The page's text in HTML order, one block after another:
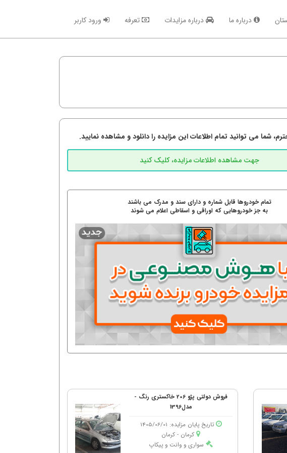
درباره ما درباره مزایدات تعرفه ورود کاربر
شما می توانید تمام اطلاعات این مزایده را دانلود و مشاهده نمایید.
تمام خودروها قابل شماره و دارای سند و مدرک می باشند
به جز خودروهایی که اوراقی و اسقاطی اعلام می شوند
فروش دولتی پژو 206 خاکستری رنگ -
مدل1396
تاریخ پایان مزایده: 1405/06/01
کرمان - كرمان
سواری و وانت و پیکاپ